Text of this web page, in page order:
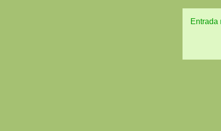
Entrada